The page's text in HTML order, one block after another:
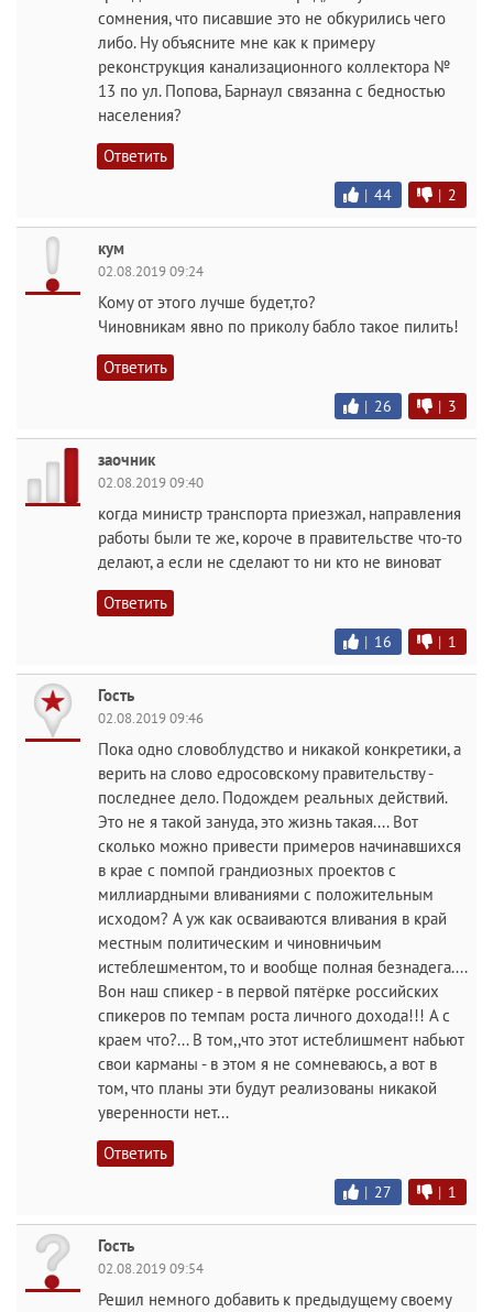
сомнения, что писавшие это не обкурились чего
либо. Ну объясните мне как к примеру
реконструкция канализационного коллектора №
13 по ул. Попова, Барнаул связанна с бедностью
населения?
Ответить
| 44 | 2
кум
02.08.2019 09:24
Кому от этого лучше будет,то?
Чиновникам явно по приколу бабло такое пилить!
Ответить
| 26 | 3
заочник
02.08.2019 09:40
когда министр транспорта приезжал, направления
работы были те же, короче в правительстве что-то
делают, а если не сделают то ни кто не виноват
Ответить
| 16 | 1
Гость
02.08.2019 09:46
Пока одно словоблудство и никакой конкретики, а
верить на слово едросовскому правительству -
последнее дело. Подождем реальных действий.
Это не я такой зануда, это жизнь такая.... Вот
сколько можно привести примеров начинавшихся
в крае с помпой грандиозных проектов с
миллиардными вливаниями с положительным
исходом? А уж как осваиваются вливания в край
местным политическим и чиновничьим
истеблешментом, то и вообще полная безнадега....
Вон наш спикер - в первой пятёрке российских
спикеров по темпам роста личного дохода!!! А с
краем что?... В том,,что этот истеблишмент набьют
свои карманы - в этом я не сомневаюсь, а вот в
том, что планы эти будут реализованы никакой
уверенности нет...
Ответить
| 27 | 1
Гость
02.08.2019 09:54
Решил немного добавить к предыдущему своему